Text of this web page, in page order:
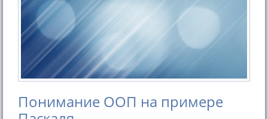
Понимание ООП на примере